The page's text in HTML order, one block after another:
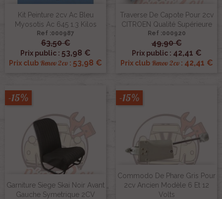
Kit Peinture 2cv Ac Bleu
Myosotis Ac 645 1.3 Kilos
Ref :000987
63,50 €
Prix public : 53,98 €
Prix club Renov 2cv : 53,98 €
Traverse De Capote Pour 2cv
CITROEN Qualité Supérieure
Ref :000920
49,90 €
Prix public : 42,41 €
Prix club Renov 2cv: 42,41 €
Garniture Siege Skai Noir Avant
Gauche Symetrique 2CV
-15%
Commodo De Phare Gris Pour
2cv Ancien Modèle 6 Et 12
Volts
-15%